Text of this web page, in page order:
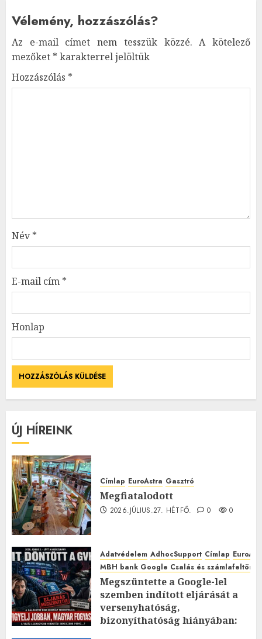
Vélemény, hozzászólás?
Az e-mail címet nem tesszük közzé. A kötelező
mezőket * karakterrel jelöltük
Hozzászólás *
Név*
E-mail cím *
Honlap
ÚJ HÍREINK
Címlap EuroAstra Gasztró
Megfiatalodott
2026.JÚLIUS.27. HÉTFŐ. 0 0
Adatvédelem AdhocSupport Címlap
MBH bank Google Csalás és
Megszüntette a Google-lel
szemben indított eljárását a
versenyhatóság,
bizonyíthatóság hiányában: